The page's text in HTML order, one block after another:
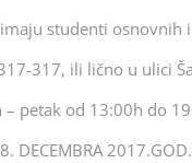
studenti osnovnih
317, ili lično u ulici
petak od 13:00h do
DECEMBRA 2017.GOD.